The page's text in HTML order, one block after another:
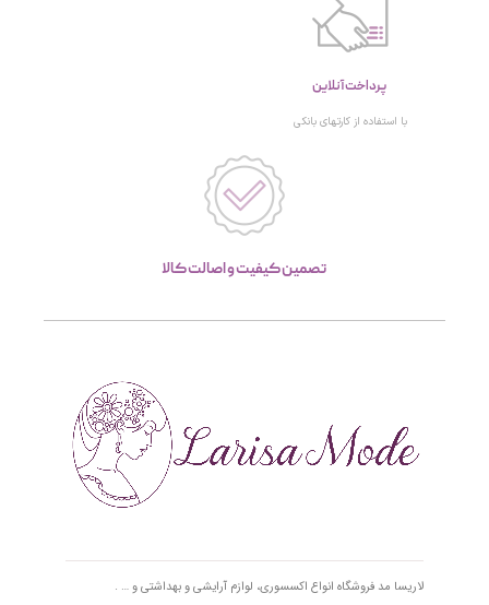
پرداخت آنلاین
با استفاده از کارتهای بانکی
تصمین کیفیت و اصالت کالا
لاریسا مد فروشگاه انواع اکسسوری، لوازم آرایشی و بهداشتی و … .